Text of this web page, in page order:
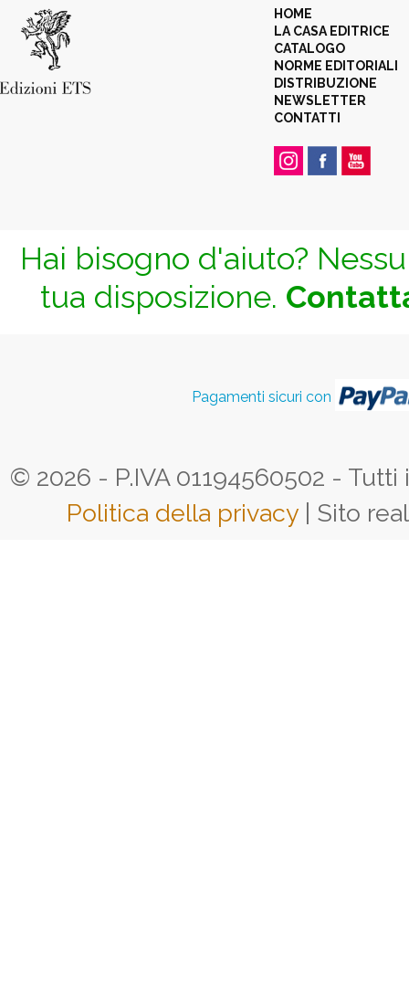
HOME
LA CASA EDITRICE
CATALOGO
NORME EDITORIALI
DISTRIBUZIONE
NEWSLETTER
CONTATTI
Hai bisogno d'aiuto?
tua disposizione.
Pagamenti sicuri con
© 2026 - P.IVA 01194560502 -
Politica della privacy | Sito